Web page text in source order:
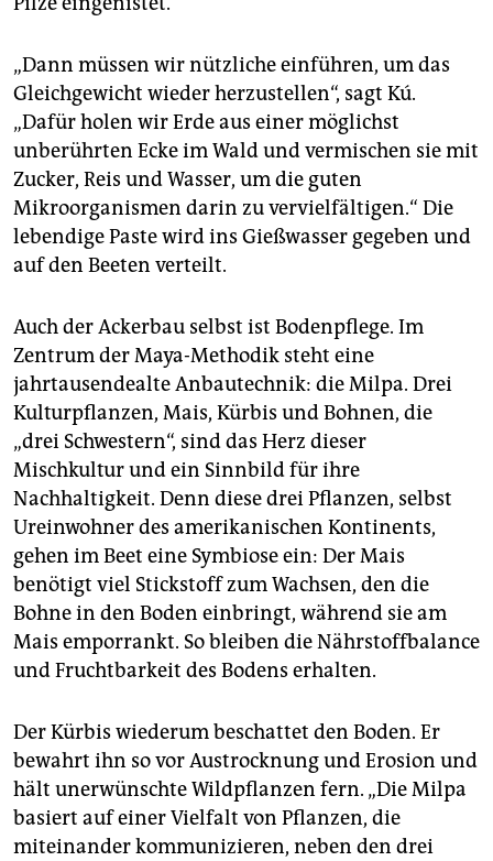
„Dann müssen wir nützliche einführen, um das
Gleichgewicht wieder herzustellen“, sagt Kú.
„Dafür holen wir Erde aus einer möglichst
unberührten Ecke im Wald und vermischen sie mit
Zucker, Reis und Wasser, um die guten
Mikroorganismen darin zu vervielfältigen.“ Die
lebendige Paste wird ins Gießwasser gegeben und
auf den Beeten verteilt.
Auch der Ackerbau selbst ist Bodenpflege. Im
Zentrum der Maya-Methodik steht eine
jahrtausendealte Anbautechnik: die Milpa. Drei
Kulturpflanzen, Mais, Kürbis und Bohnen, die
„drei Schwestern“, sind das Herz dieser
Mischkultur und ein Sinnbild für ihre
Nachhaltigkeit. Denn diese drei Pflanzen, selbst
Ureinwohner des amerikanischen Kontinents,
gehen im Beet eine Symbiose ein: Der Mais
benötigt viel Stickstoff zum Wachsen, den die
Bohne in den Boden einbringt, während sie am
Mais emporrankt. So bleiben die Nährstoffbalance
und Fruchtbarkeit des Bodens erhalten.
Der Kürbis wiederum beschattet den Boden. Er
bewahrt ihn so vor Austrocknung und Erosion und
hält unerwünschte Wildpflanzen fern. „Die Milpa
basiert auf einer Vielfalt von Pflanzen, die
miteinander kommunizieren, neben den drei